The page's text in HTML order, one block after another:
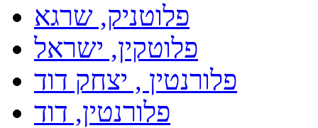
פלוטניק, שרגא
פלוטקין, ישראל
פלורנטין , יצחק דוד
פלורנטין, דוד